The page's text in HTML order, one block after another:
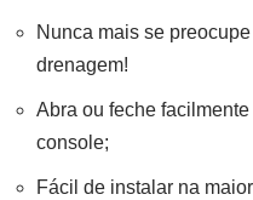
Nunca mais se
drenagem!
Abra ou feche
console;
Fácil de instalar na